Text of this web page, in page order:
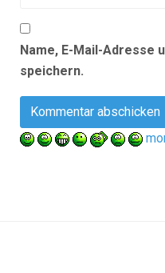
Name, E-Mail-Adresse
speichern.